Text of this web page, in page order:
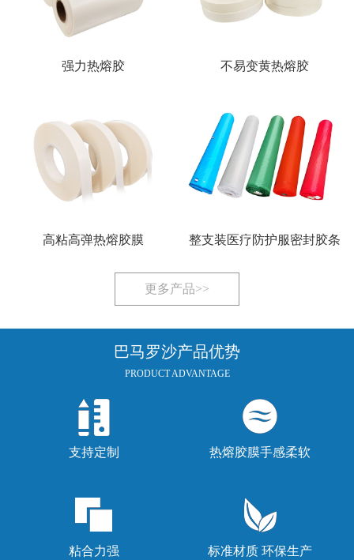
强力热熔胶 不易变黄热熔胶
高粘高弹热熔胶膜 整支装医疗防护服密封胶条
更多产品>>
巴马罗沙产品优势
PRODUCT ADVANTAGE
支持定制 热熔胶膜手感柔软
粘合力强 标准材质 环保生产